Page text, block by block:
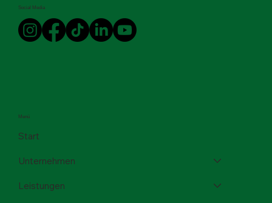
Menü
Start
Unternehmen
Leistungen
Social Media